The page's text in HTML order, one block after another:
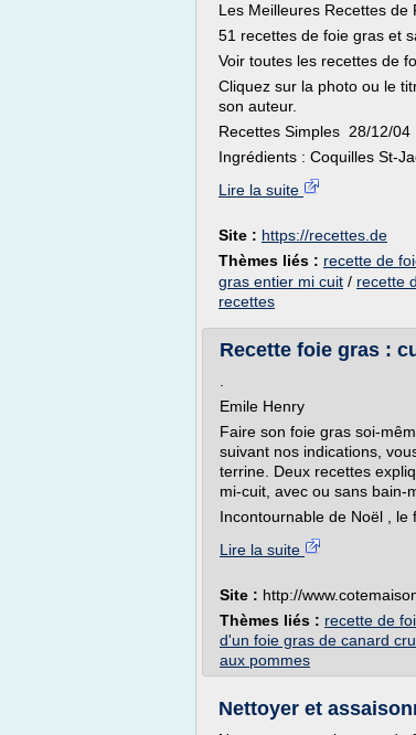
Les Meilleures Recettes de
51 recettes de foie gras et
Voir toutes les recettes de
Cliquez sur la photo ou le
son auteur.
Recettes Simples 28/12/
Ingrédients : Coquilles St-
Lire la suite
Site : https://recettes.de
Thèmes liés : recette de
gras entier mi cuit / recette
recettes
Recette foie gras :
Emile Henry
Faire son foie gras soi-
suivant nos indications,
terrine. Deux recettes
mi-cuit, avec ou sans bain-
Incontournable de Noël , le
Lire la suite
Site : http://
Thèmes liés : recette de
d'un foie gras de canard cru
aux pommes
Nettoyer et